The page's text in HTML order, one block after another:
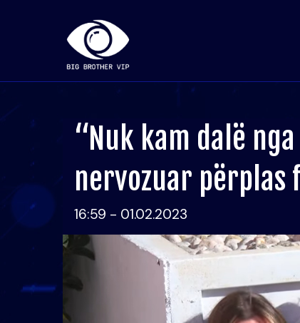
“Nuk kam dalë
nervozuar përplas
16:59 - 01.02.2023